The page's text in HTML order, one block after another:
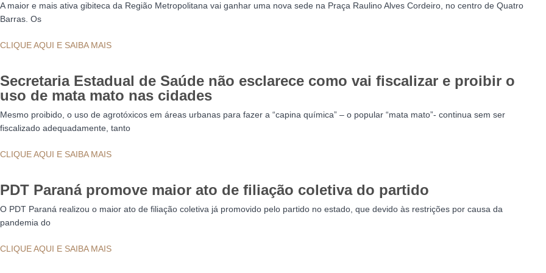
A maior e mais ativa gibiteca da Região Metropolitana vai ganhar uma nova sede na Praça Raulino Alves Cordeiro, no centro de Quatro
Barras. Os
CLIQUE AQUI E SAIBA MAIS
Secretaria Estadual de Saúde não esclarece como vai fiscalizar e proibir o
uso de mata mato nas cidades
Mesmo proibido, o uso de agrotóxicos em áreas urbanas para fazer a “capina química” – o popular “mata mato”- continua sem ser
fiscalizado adequadamente, tanto
CLIQUE AQUI E SAIBA MAIS
PDT Paraná promove maior ato de filiação coletiva do partido
O PDT Paraná realizou o maior ato de filiação coletiva já promovido pelo partido no estado, que devido às restrições por causa da
pandemia do
CLIQUE AQUI E SAIBA MAIS